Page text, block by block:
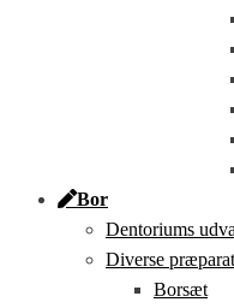
Bor
Dentoriums
Diverse
Borsæt